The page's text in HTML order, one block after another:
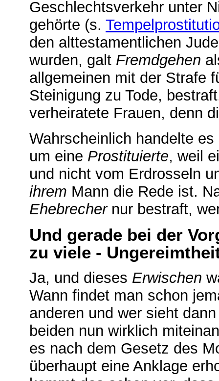
Geschlechtsverkehr unter
gehörte (s.
den alttestamentlichen
wurden, galt Fremdgehen
allgemeinen mit der Strafe
Steinigung zu Tode,
verheiratete Frauen, denn
Wahrscheinlich handelte
um eine Prostituierte, weil
und nicht vom Erdrosseln
ihrem Mann die Rede ist.
Ehebrechernur bestraft,
Und gerade bei der
zu viele -
Ja, und dieses Erwischen
Wann findet man schon
anderen und wer sieht
beiden nun wirklich
es nach dem Gesetz des
überhaupt eine Anklage